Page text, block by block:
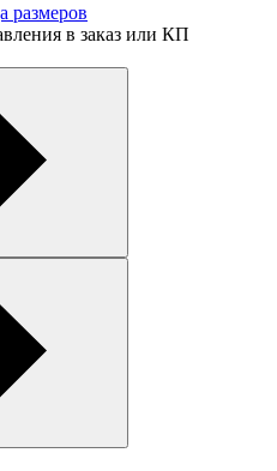
размеров
в заказ или КП